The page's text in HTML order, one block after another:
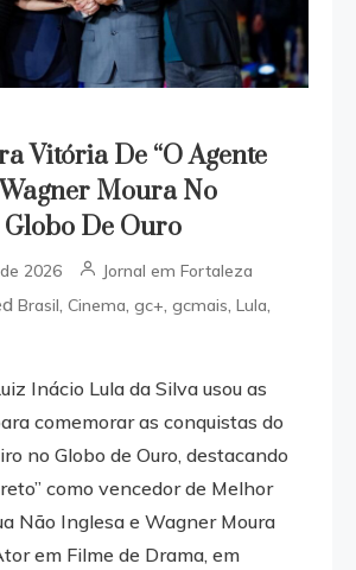
Vitória De “O Agente
Moura No
De Ouro
2026 Jornal em Fortaleza
Brasil Cinema gc+ gcmais Lula
Inácio Lula da Silva usou as
comemorar as conquistas do
no Globo de Ouro, destacando
como vencedor de Melhor
Não Inglesa e Wagner Moura
em Filme de Drama, em